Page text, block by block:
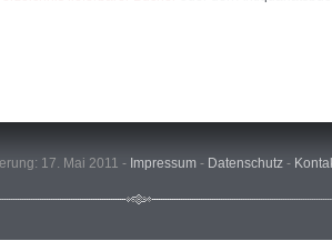
17. Mai 2011 - Impressum - Datenschutz -